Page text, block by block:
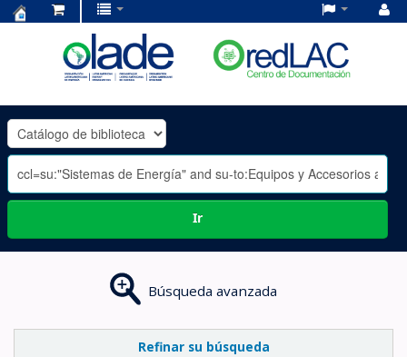
OLADE
-
Ir
Búsqueda avanzada
Refinar su búsqueda